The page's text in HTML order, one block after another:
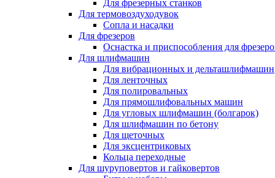
Для фрезерных станков
Для термовоздуходувок
Сопла и насадки
Для фрезеров
Оснастка и приспособления для
Для шлифмашин
Для вибрационных и дельташлифмашин
Для ленточных
Для полировальных
Для прямошлифовальных машин
Для угловых шлифмашин (болгарок)
Для шлифмашин по бетону
Для щеточных
Для эксцентриковых
Кольца переходные
Для шуруповертов и гайковертов